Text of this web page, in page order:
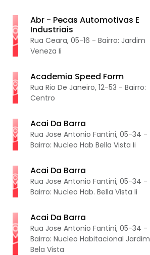
Abr - Pecas Automotivas E
Industriais
Rua Ceara, 05-16 - Bairro: Jardim
Veneza Ii
Academia Speed Form
Rua Rio De Janeiro, 12-53 - Bairro:
Centro
Acai Da Barra
Rua Jose Antonio Fantini, 05-34 -
Bairro: Nucleo Hab Bella Vista Ii
Acai Da Barra
Rua Jose Antonio Fantini, 05-34 -
Bairro: Nucleo Hab. Bella Vista Ii
Acai Da Barra
Rua Jose Antonio Fantini, 05-34 -
Bairro: Nucleo Habitacional Jardim
Bela Vista